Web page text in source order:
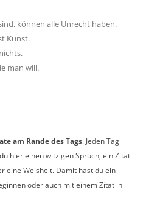
können alle Unrecht haben.
Kunst.
man will.
am Rande des Tags. Jeden Tag
hier einen witzigen Spruch, ein Zitat
eine Weisheit. Damit hast du ein
oder auch mit einem Zitat in